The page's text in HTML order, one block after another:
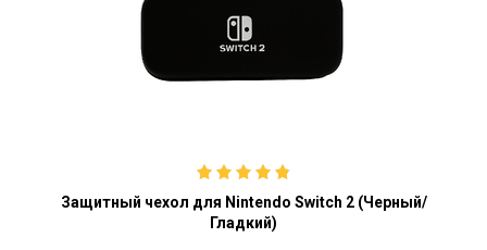
Защитный чехол для Nintendo Switch 2 (Черный/
Гладкий)